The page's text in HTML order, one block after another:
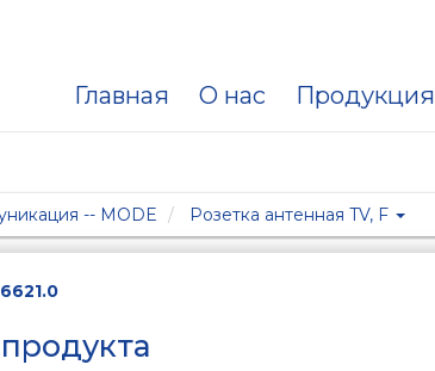
Главная О нас Продукция
-- MODE Розетка антенная TV, F